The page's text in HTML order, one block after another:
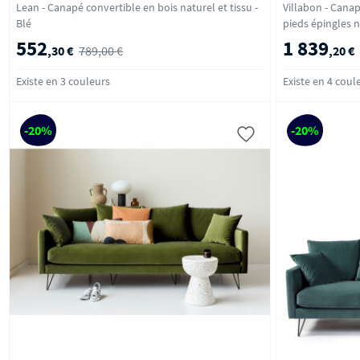
Lean - Canapé convertible en bois naturel et tissu -
Blé
552,30 € 789,00 €
Existe en 3 couleurs
Villabon -
1 839,20 €
Existe en 4
-20% -20%